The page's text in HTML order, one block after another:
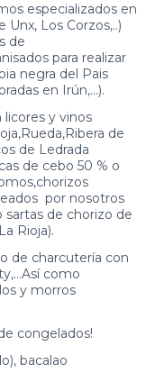
especializados en
Los Corzos,..)
de
para realizar
negra del Pais
en Irún,...).
y vinos
de
de Ledrada
de cebo 50 % o
por nosotros
de chorizo de
Rioja).
de charcutería con
como
y morros
congelados!
bacalao